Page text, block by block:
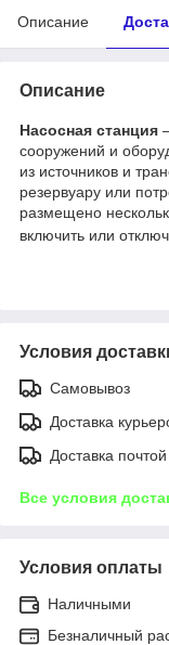
Описание
Описание
Насосная станция
сооружений и
из источников и
резервуару или
размещено
включить или
Условия
Самовывоз
Доставка
Доставка почтой
Все условия
Условия оплаты
Наличными
Безналичный